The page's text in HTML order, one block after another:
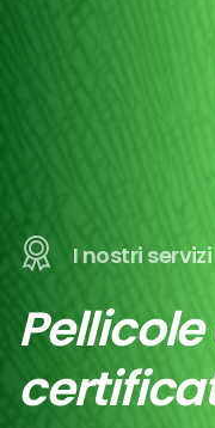
I nostri servizi